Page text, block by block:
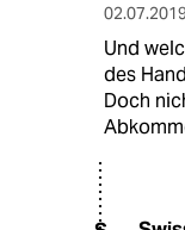
02.07.2019
Und
des
Doch